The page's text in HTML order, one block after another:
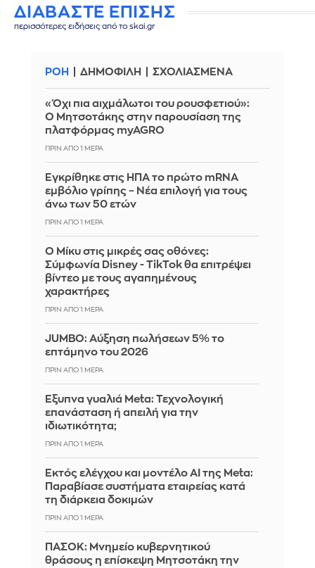
ΔΙΑΒΑΣΤΕ ΕΠΙΣΗΣ
περισσότερες ειδήσεις από το skai.gr
ΡΟΗ ΔΗΜΟΦΙΛΗ ΣΧΟΛΙΑΣΜΕΝΑ
«Όχι πια αιχμάλωτοι του ρουσφετιού»:
Ο Μητσοτάκης στην παρουσίαση της
πλατφόρμας myAGRO
ΠΡΙΝ ΑΠΌ 1 ΜΈΡΑ
Εγκρίθηκε στις ΗΠΑ το πρώτο mRNA
εμβόλιο γρίπης – Νέα επιλογή για τους
άνω των 50 ετών
ΠΡΙΝ ΑΠΌ 1 ΜΈΡΑ
Ο Μίκυ στις μικρές σας οθόνες:
Σύμφωνία Disney - TikTok θα επιτρέψει
βίντεο με τους αγαπημένους
χαρακτήρες
ΠΡΙΝ ΑΠΌ 1 ΜΈΡΑ
JUMBO: Αύξηση πωλήσεων 5% το
επτάμηνο του 2026
ΠΡΙΝ ΑΠΌ 1 ΜΈΡΑ
Έξυπνα γυαλιά Meta: Τεχνολογική
επανάσταση ή απειλή για την
ιδιωτικότητα;
ΠΡΙΝ ΑΠΌ 1 ΜΈΡΑ
Εκτός ελέγχου και μοντέλο AI της Meta:
Παραβίασε συστήματα εταιρείας κατά
τη διάρκεια δοκιμών
ΠΡΙΝ ΑΠΌ 1 ΜΈΡΑ
ΠΑΣΟΚ: Μνημείο κυβερνητικού
θράσους η επίσκεψη Μητσοτάκη την